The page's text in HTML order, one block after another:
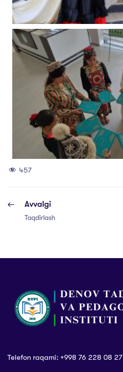
457
Avvalgi
Taqdirlash
Telefon raqami: +998 76 228 08 27